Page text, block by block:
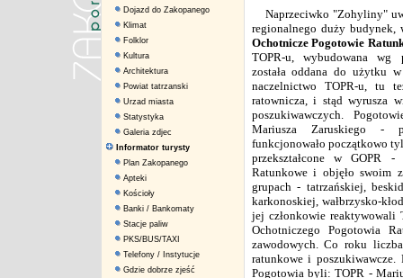
Dojazd do Zakopanego
Klimat
Folklor
Kultura
Architektura
Powiat tatrzanski
Urzad miasta
Statystyka
Galeria zdjec
Informator turysty
Plan Zakopanego
Apteki
Kościoły
Banki / Bankomaty
Stacje paliw
PKS/BUS/TAXI
Telefony / Instytucje
Gdzie dobrze zjeść
Naprzeciwko "Zohyliny"
regionalnego duży
Ochotnicze Pogotowie
TOPR-u, wybudowana wg
została oddana do użytku
naczelnictwo TOPR-u, tu
ratownicza, i stąd wyrusza
poszukiwawczych.
Mariusza Zaruskiego -
funkcjonowało początkowo
przekształcone w GOPR -
Ratunkowe i objęło swoim
grupach - tatrzańskiej,
karkonoskiej, wałbrzysko-
jej członkowie reaktywowali
Ochotniczego Pogotowia
zawodowych. Co roku
ratunkowe i
Pogotowia byli: TOPR -